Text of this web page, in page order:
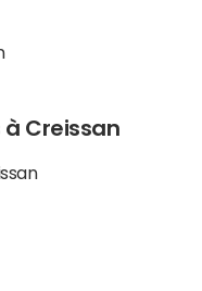
Creissan